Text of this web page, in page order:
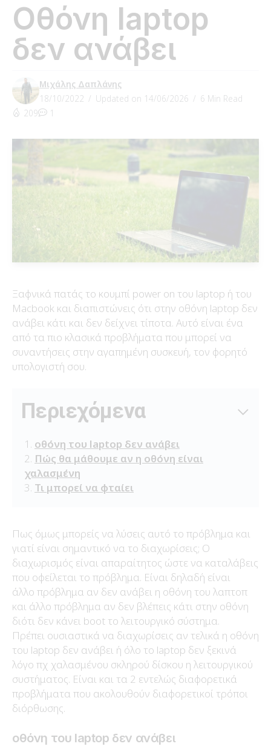
Οθόνη laptop
δεν ανάβει
Μιχάλης Δαπλάνης
18/10/2022
Updated on 14/06/2026
6 Min Read
209
1
Ξαφνικά πατάς το κουμπί power on του laptop ή του
Macbook και διαπιστώνεις ότι στην οθόνη laptop δεν
ανάβει κάτι και δεν δείχνει τίποτα. Αυτό είναι ένα
από τα πιο κλασικά προβλήματα που μπορεί να
συναντήσεις στην αγαπημένη συσκευή, τον φορητό
υπολογιστή σου.
Περιεχόμενα
οθόνη του laptop δεν ανάβει
Πώς θα μάθουμε αν η οθόνη είναι
χαλασμένη
Τι μπορεί να φταίει
Πως όμως μπορείς να λύσεις αυτό το πρόβλημα και
γιατί είναι σημαντικό να το διαχωρίσεις; Ο
διαχωρισμός είναι απαραίτητος ώστε να καταλάβεις
που οφείλεται το πρόβλημα. Είναι δηλαδή είναι
άλλο πρόβλημα αν δεν ανάβει η οθόνη του λαπτοπ
και άλλο πρόβλημα αν δεν βλέπεις κάτι στην οθόνη
διότι δεν κάνει boot το λειτουργικό σύστημα.
Πρέπει ουσιαστικά να διαχωρίσεις αν τελικά η οθόνη
του laptop δεν ανάβει ή όλο το laptop δεν ξεκινά
λόγο πχ χαλασμένου σκληρού δίσκου η λειτουργικού
συστήματος. Είναι και τα 2 εντελώς διαφορετικά
προβλήματα που ακολουθούν διαφορετικοί τρόποι
διόρθωσης.
οθόνη του laptop δεν ανάβει